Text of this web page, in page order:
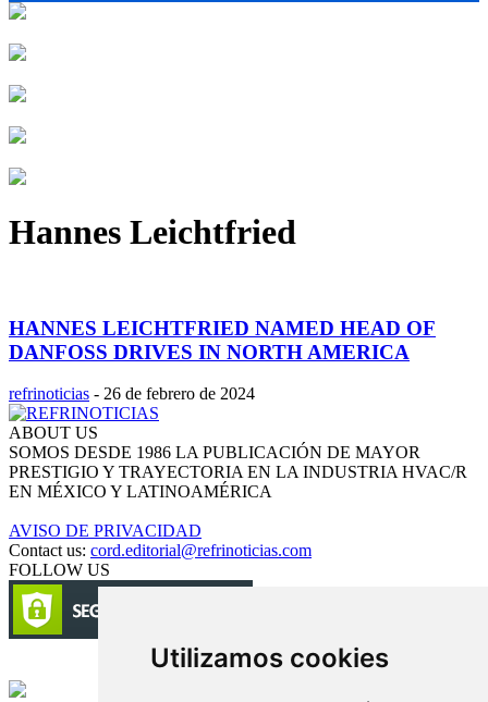
Utilizamos cookies
Hannes Leichtfried
HANNES LEICHTFRIED NAMED HEAD OF
DANFOSS DRIVES IN NORTH AMERICA
refrinoticias - 26 de febrero de 2024
ABOUT US
SOMOS DESDE 1986 LA PUBLICACIÓN DE MAYOR
PRESTIGIO Y TRAYECTORIA EN LA INDUSTRIA HVAC/R
EN MÉXICO Y LATINOAMÉRICA
AVISO DE PRIVACIDAD
Contact us: cord.editorial@refrinoticias.com
FOLLOW US
Circulación certificada